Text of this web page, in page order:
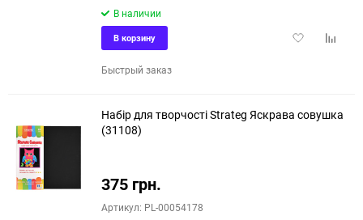
В наличии
Добавить
В корзину
Быстрый заказ
Набір для творчості Strateg Яскрава совушка
(31108)
375 грн.
Артикул: PL-00054178